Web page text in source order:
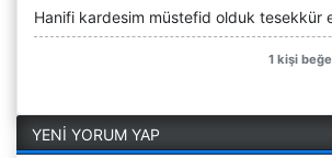
Hanifi kardesim müstefid olduk tesekkür
1 kişi
YENİ YORUM YAP